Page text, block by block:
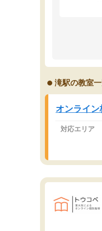
ました！5
滝駅の教室
オンライン
対応エリア